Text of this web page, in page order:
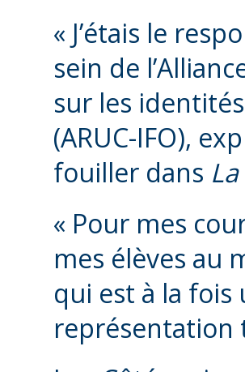
« J’étais le
sein de
sur les
(ARUC-IFO),
fouiller dans
« Pour mes
mes élèves au
qui est à la
représentation